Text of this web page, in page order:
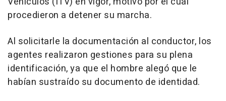
procedieron a detener su marcha.
Al solicitarle la documentación al conductor, los
agentes realizaron gestiones para su plena
identificación, ya que el hombre alegó que le
habían sustraído su documento de identidad.